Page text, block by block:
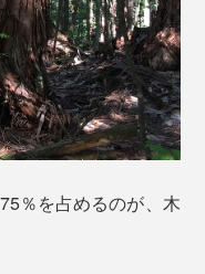
％を占めるのが、木